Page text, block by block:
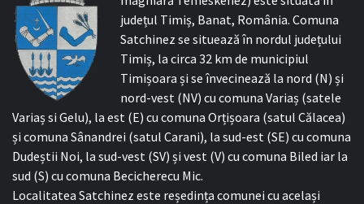
județul Timiș, Banat, România. Comuna
Satchinez se situează în nordul județului
Timiș, la circa 32 km de municipiul
Timișoara și se învecinează la nord (N) și
nord-vest (NV) cu comuna Variaș (satele
Variaș si Gelu), la est (E) cu comuna Orțișoara (satul Călacea)
și comuna Sânandrei (satul Carani), la sud-est (SE) cu comuna
Dudeștii Noi, la sud-vest (SV) și vest (V) cu comuna Biled iar la
sud (S) cu comuna Becicherecu Mic.
Localitatea Satchinez este reședința comunei cu același